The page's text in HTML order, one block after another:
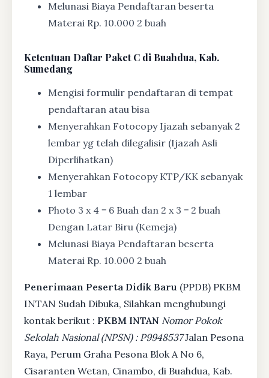
Melunasi Biaya Pendaftaran beserta
Materai Rp. 10.000 2 buah
Ketentuan Daftar Paket C di Buahdua, Kab.
Sumedang
Mengisi formulir pendaftaran di tempat
pendaftaran atau bisa
Menyerahkan Fotocopy Ijazah sebanyak 2
lembar yg telah dilegalisir (Ijazah Asli
Diperlihatkan)
Menyerahkan Fotocopy KTP/KK sebanyak
1 lembar
Photo 3 x 4 = 6 Buah dan 2 x 3 = 2 buah
Dengan Latar Biru (Kemeja)
Melunasi Biaya Pendaftaran beserta
Materai Rp. 10.000 2 buah
Penerimaan Peserta Didik Baru (PPDB) PKBM
INTAN Sudah Dibuka, Silahkan menghubungi
kontak berikut : PKBM INTAN Nomor Pokok
Sekolah Nasional (NPSN) : P9948537Jalan Pesona
Raya, Perum Graha Pesona Blok A No 6,
Cisaranten Wetan, Cinambo, di Buahdua, Kab.